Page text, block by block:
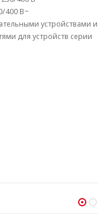
400 В~
устройствами и
для устройств серии